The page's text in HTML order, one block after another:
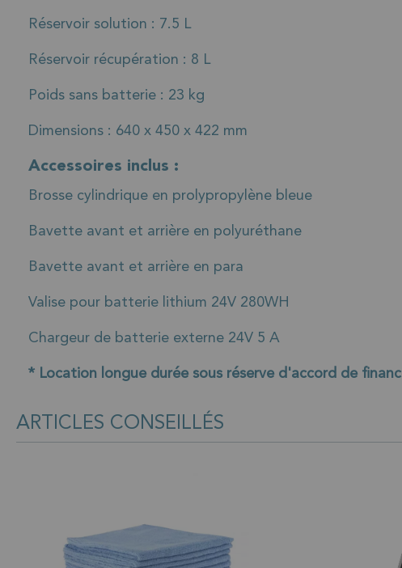
Réservoir solution : 7.5 L
Réservoir récupération : 8 L
Poids sans batterie : 23 kg
Dimensions : 640 x 450 x 422 mm
Accessoires inclus :
Brosse cylindrique en prolypropylène bleue
Bavette avant et arrière en polyuréthane
Bavette avant et arrière en para
Valise pour batterie lithium 24V 280WH
Chargeur de batterie externe 24V 5 A
* Location longue durée sous réserve d'accord de
ARTICLES CONSEILLÉS